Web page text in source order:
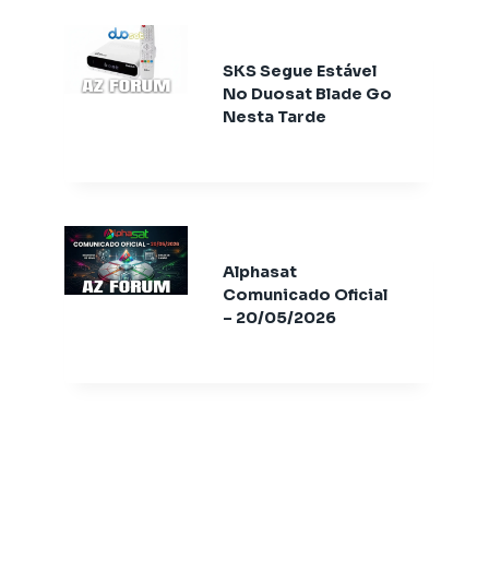
Tocom Festa HD
Atualização
Athomics Inspire Qi Compact
Athomics Inspire Qi Lite
Athomics Nomads
AudiSat
Audisat C2
Audisat A1
Audisat A1 Plus
SKS Segue Estável
No Duosat Blade Go
Nesta Tarde
Alphasat
Comunicado Oficial
– 20/05/2026